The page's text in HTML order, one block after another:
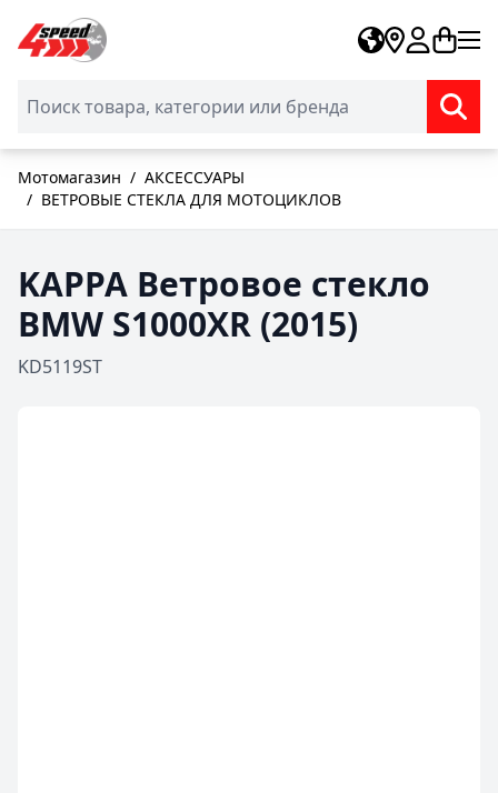
Skip to Content
Мотомагазин / АКСЕССУАРЫ
/ ВЕТРОВЫЕ СТЕКЛА ДЛЯ МОТОЦИКЛОВ
KAPPA Ветровое стекло
BMW S1000XR (2015)
KD5119ST